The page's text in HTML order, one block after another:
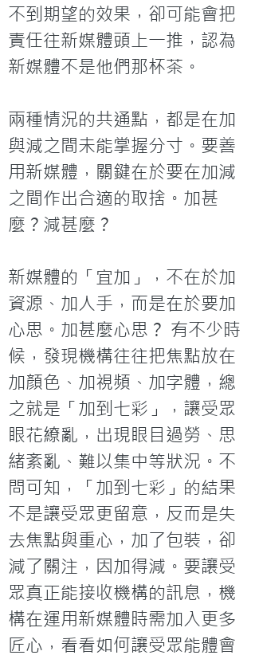
不到期望的效果，卻可能會把
責任往新媒體頭上一推，認為
新媒體不是他們那杯茶。
兩種情況的共通點，都是在加
與減之間未能掌握分寸。要善
用新媒體，關鍵在於要在加減
之間作出合適的取捨。加甚
麼？減甚麼？
新媒體的「宜加」，不在於加
資源、加人手，而是在於要加
心思。加甚麼心思？ 有不少時
候，發現機構往往把焦點放在
加顏色、加視頻、加字體，總
之就是「加到七彩」，讓受眾
眼花繚亂，出現眼目過勞、思
緒紊亂、難以集中等狀況。不
問可知，「加到七彩」的結果
不是讓受眾更留意，反而是失
去焦點與重心，加了包裝，卻
減了關注，因加得減。要讓受
眾真正能接收機構的訊息，機
構在運用新媒體時需加入更多
匠心，看看如何讓受眾能體會